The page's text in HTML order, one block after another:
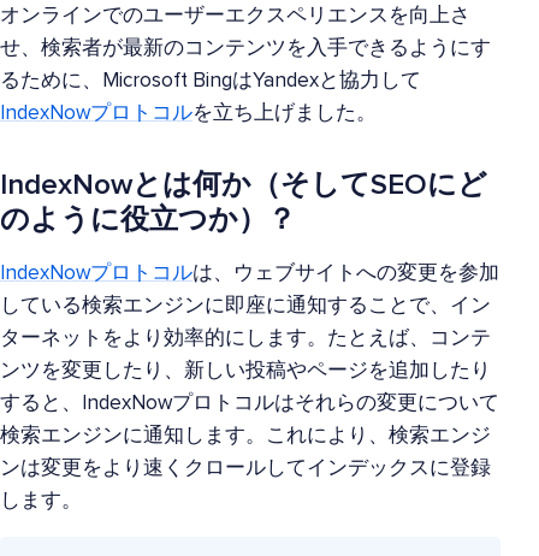
オンラインでのユーザーエクスペリエンスを向上さ
せ、検索者が最新のコンテンツを入手できるようにす
るために、Microsoft BingはYandexと協力して
IndexNowプロトコルを立ち上げました。
IndexNowとは何か（そしてSEOにど
のように役立つか）？
IndexNowプロトコルは、ウェブサイトへの変更を参加
している検索エンジンに即座に通知することで、イン
ターネットをより効率的にします。たとえば、コンテ
ンツを変更したり、新しい投稿やページを追加したり
すると、IndexNowプロトコルはそれらの変更について
検索エンジンに通知します。これにより、検索エンジ
ンは変更をより速くクロールしてインデックスに登録
します。